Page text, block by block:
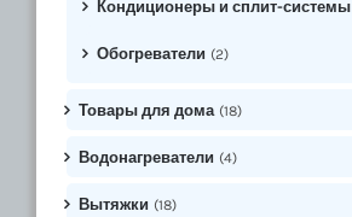
Кондиционеры и сплит-системы
Обогреватели (2)
Товары для дома (18)
Водонагреватели (4)
Вытяжки (18)